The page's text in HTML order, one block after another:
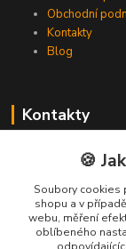
Obchodní
Kontakty
Blog
Kontakty
Zákaznická podpora
+420 606 036
(PO-PÁ, 8-16 hod.)
info@spojovat.cz
🍪
Soubory cookies
shopu a v
webu, měření
oblíbeného